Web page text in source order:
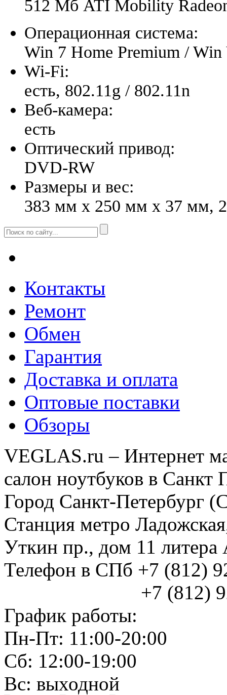
512 Мб ATI Mobility
Операционная система:
Win 7 Home Premium /
Wi-Fi:
есть, 802.11g / 802.11n
Веб-камера:
есть
Оптический привод:
DVD-RW
Размеры и вес:
383 мм x 250 мм x 37 мм,
Контакты
Ремонт
Обмен
Гарантия
Доставка и оплата
Оптовые поставки
Обзоры
VEGLAS.ru – Интернет
салон ноутбуков в Санкт
Город Санкт-Петербург
Станция метро
Уткин пр., дом 11
Телефон в СПб +7 (812)
+7 (812)
График работы:
Пн-Пт: 11:00-20:00
Сб: 12:00-19:00
Вс: выходной